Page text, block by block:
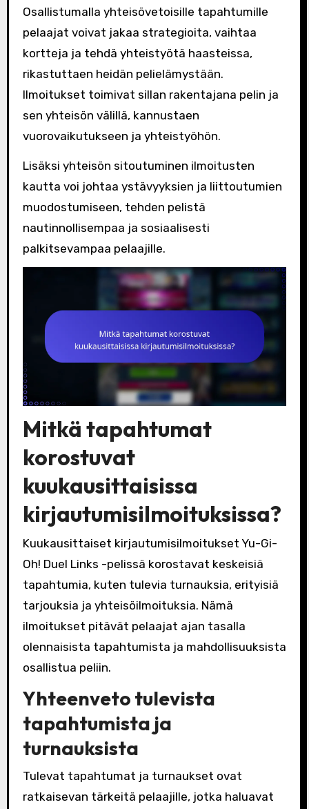
Osallistumalla yhteisövetoisille tapahtumille
pelaajat voivat jakaa strategioita, vaihtaa
kortteja ja tehdä yhteistyötä haasteissa,
rikastuttaen heidän pelielämystään.
Ilmoitukset toimivat sillan rakentajana pelin ja
sen yhteisön välillä, kannustaen
vuorovaikutukseen ja yhteistyöhön.
Lisäksi yhteisön sitoutuminen ilmoitusten
kautta voi johtaa ystävyyksien ja liittoutumien
muodostumiseen, tehden pelistä
nautinnollisempaa ja sosiaalisesti
palkitsevampaa pelaajille.
Mitkä tapahtumat
korostuvat
kuukausittaisissa
kirjautumisilmoituksissa?
Kuukausittaiset kirjautumisilmoitukset Yu-Gi-
Oh! Duel Links -pelissä korostavat keskeisiä
tapahtumia, kuten tulevia turnauksia, erityisiä
tarjouksia ja yhteisöilmoituksia. Nämä
ilmoitukset pitävät pelaajat ajan tasalla
olennaisista tapahtumista ja mahdollisuuksista
osallistua peliin.
Yhteenveto tulevista
tapahtumista ja
turnauksista
Tulevat tapahtumat ja turnaukset ovat
ratkaisevan tärkeitä pelaajille, jotka haluavat